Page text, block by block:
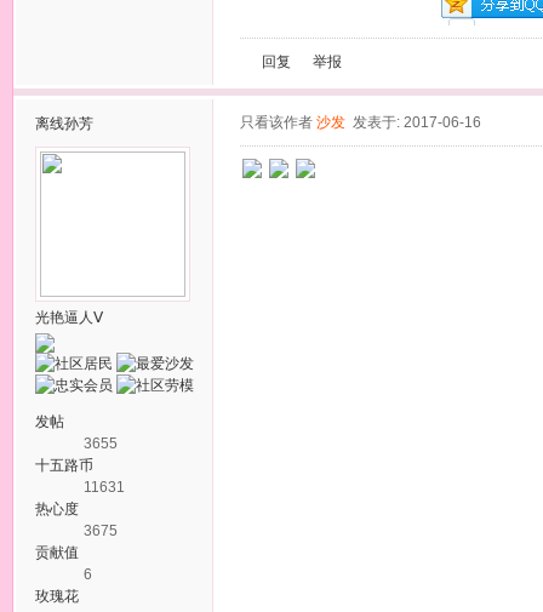
回复 举报
离线孙芳
光艳逼人Ⅴ
发帖
3655
十五路币
11631
热心度
3675
贡献值
6
玫瑰花
只看该作者 沙发 发表于: 2017-06-16